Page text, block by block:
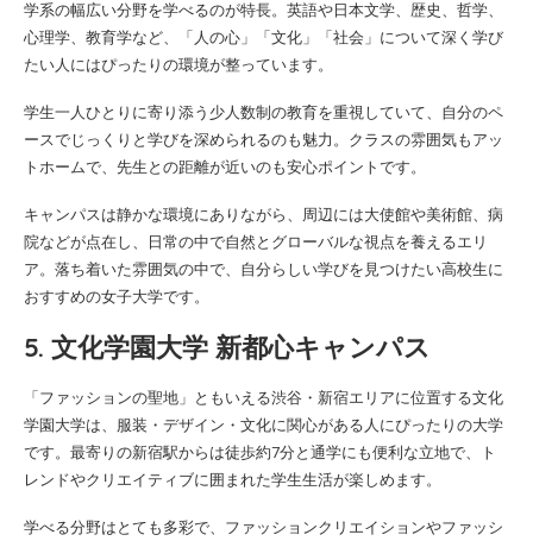
学系の幅広い分野を学べるのが特長。英語や日本文学、歴史、哲学、
心理学、教育学など、「人の心」「文化」「社会」について深く学び
たい人にはぴったりの環境が整っています。
学生一人ひとりに寄り添う少人数制の教育を重視していて、自分のペ
ースでじっくりと学びを深められるのも魅力。クラスの雰囲気もアッ
トホームで、先生との距離が近いのも安心ポイントです。
キャンパスは静かな環境にありながら、周辺には大使館や美術館、病
院などが点在し、日常の中で自然とグローバルな視点を養えるエリ
ア。落ち着いた雰囲気の中で、自分らしい学びを見つけたい高校生に
おすすめの女子大学です。
5. 文化学園大学 新都心キャンパス
「ファッションの聖地」ともいえる渋谷・新宿エリアに位置する文化
学園大学は、服装・デザイン・文化に関心がある人にぴったりの大学
です。最寄りの新宿駅からは徒歩約7分と通学にも便利な立地で、ト
レンドやクリエイティブに囲まれた学生生活が楽しめます。
学べる分野はとても多彩で、ファッションクリエイションやファッシ